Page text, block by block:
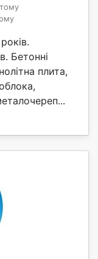
Бетонні
плита,